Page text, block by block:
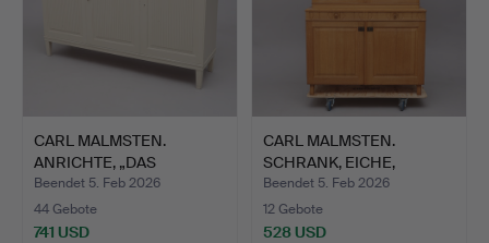
CARL MALMSTEN.
ANRICHTE, „DAS
HERRENHAUS“,…
Beendet 5. Feb 2026
44 Gebote
741 USD
CARL MALMSTEN.
SCHRANK, EICHE,
CALMARE KEY…
Beendet 5. Feb 2026
12 Gebote
528 USD